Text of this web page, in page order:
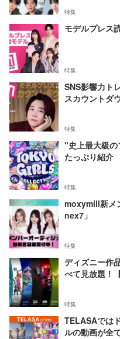
特集
モデルプレス
特集
SNS影響力ト
スカウントダ
特集
"史上最大級
たっぷり紹介
特集
moxymill新メ
nex7」
特集
ディズニー作
べて見放題！
特集
TELASAでは
ルの動画が全